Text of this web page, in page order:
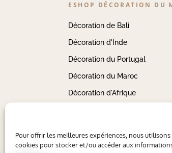
Pour offrir les meilleures expériences, nous
cookies pour stocker et/ou accéder aux
ESHOP DÉCORATION DU
Décoration de Bali
Décoration d'Inde
Décoration du Portugal
Décoration du Maroc
Décoration d'Afrique